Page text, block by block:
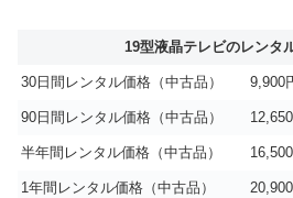
19型液晶テレビのレンタ
30日間レンタル価格（中古品） 9,900
90日間レンタル価格（中古品）
半年間レンタル価格（中古品）
1年間レンタル価格（中古品）